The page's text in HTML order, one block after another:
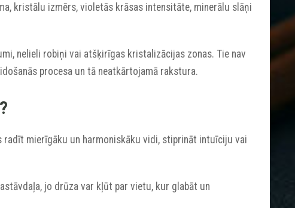
kristālu izmērs, violetās krāsas intensitāte, minerālu slāņi
nelieli robiņi vai atšķirīgas kristalizācijas zonas. Tie nav
procesa un tā neatkārtojamā rakstura.
mierīgāku un harmoniskāku vidi, stiprināt intuīciju vai
jo drūza var kļūt par vietu, kur glabāt un